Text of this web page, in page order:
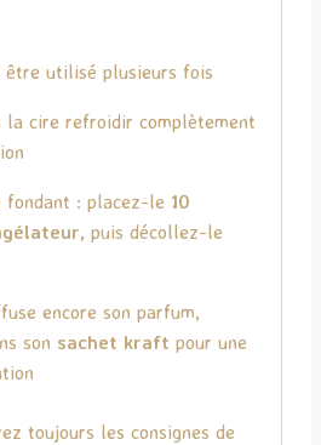
être utilisé plusieurs fois
la cire refroidir complètement
fondant : placez-le 10
, puis décollez-le
encore son parfum,
son sachet kraft pour une
toujours les consignes de